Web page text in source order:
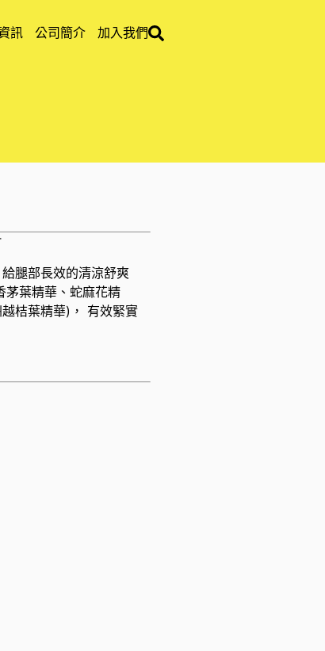
訊 公司簡介 加入我們
腿部長效的清涼舒爽
茅葉精華、蛇麻花精
桔葉精華)， 有效緊實